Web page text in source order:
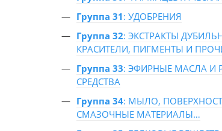
Группа 31: УДОБРЕНИЯ
Группа 32: ЭКСТРАКТЫ
КРАСИТЕЛИ, ПИГМЕНТЫ И
Группа 33: ЭФИРНЫЕ МАСЛА И
СРЕДСТВА
Группа 34: МЫЛО,
СМАЗОЧНЫЕ МАТЕРИАЛЫ…